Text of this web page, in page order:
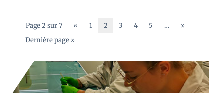
Page 2 sur 7 « 1 2 3 4 5 …
»
Dernière page »